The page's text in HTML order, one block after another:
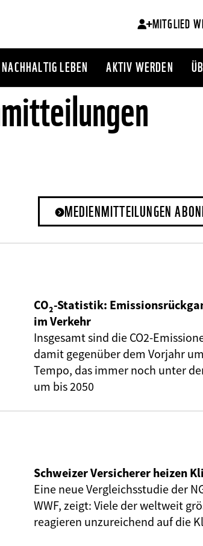
MITGLIED
NACHHALTIG LEBEN AKTIV WERDEN
MEDIENMITTEILUNGEN
CO₂-Statistik:
im Verkehr
Insgesamt sind die CO2-
damit gegenüber dem Vorjahr
Tempo, das immer noch unter
um bis 2050
Schweizer Versicherer heizen
Eine neue Vergleichsstudie der
WWF, zeigt: Viele der weltweit
reagieren unzureichend auf die